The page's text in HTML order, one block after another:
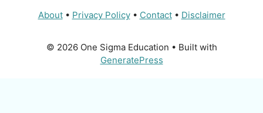
About• Privacy Policy• Contact• Disclaimer
© 2026 One Sigma Education • Built with
GeneratePress